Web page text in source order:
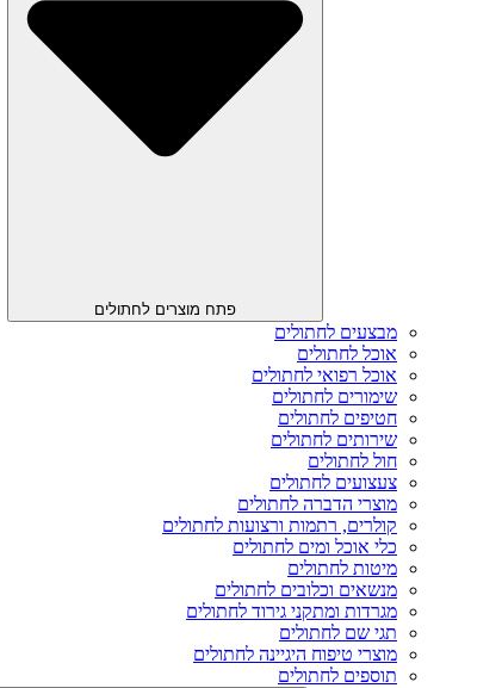
פתח מוצרים לחתולים
מבצעים לחתולים
אוכל לחתולים
אוכל רפואי לחתולים
שימורים לחתולים
חטיפים לחתולים
שירותים לחתולים
חול לחתולים
צעצועים לחתולים
מוצרי הדברה לחתולים
קולרים, רתמות ורצועות לחתולים
כלי אוכל ומים לחתולים
מיטות לחתולים
מנשאים וכלובים לחתולים
מגרדות ומתקני גירוד לחתולים
תגי שם לחתולים
מוצרי טיפוח היגיינה לחתולים
תוספים לחתולים